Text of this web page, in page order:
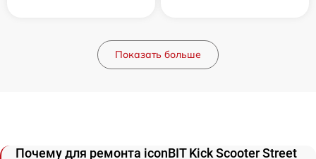
Показать больше
Почему для ремонта iconBIT Kick Scooter Street